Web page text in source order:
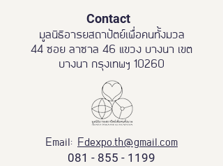
Contact
มูลนิธิอารยสถาปัตย์เพื่อคนทั้งมวล
44 ซอย ลาซาล 46 แขวง บางนา เขต
บางนา กรุงเทพฯ 10260
Email: Fdexpo.th@gmail.com
081 - 855 - 1199